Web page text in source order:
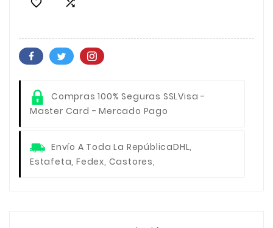
 
Compras 100% Seguras SSLVisa -
Master Card - Mercado Pago
Envío A Toda La RepúblicaDHL,
Estafeta, Fedex, Castores,